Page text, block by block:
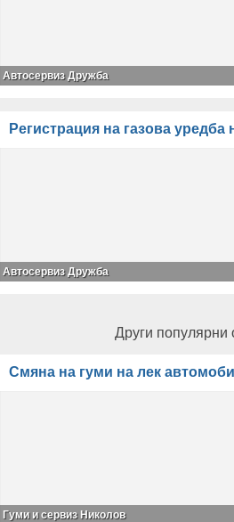
Автосервиз Дружба
Регистрация на газова уредба
Автосервиз Дружба
Други популярни
Смяна на гуми на лек
Гуми и сервиз Николов